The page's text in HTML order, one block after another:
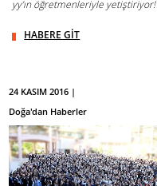
yy’ın öğretmenleriyle yetiştiriyor!
HABERE GİT
24 KASIM 2016 |
Doğa'dan Haberler